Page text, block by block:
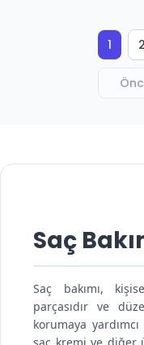
1 2
Saç
Saç bakımı,
parçasıdır ve
korumaya